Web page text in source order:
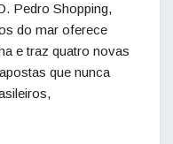
Pedro Shopping,
do mar oferece
e traz quatro novas
que nunca